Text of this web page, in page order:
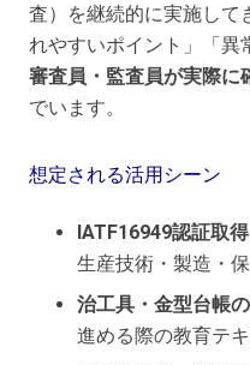
査）を継続的に実施して
れやすいポイント」「異
審査員・監査員が実際に
でいます。
想定される活用シーン
IATF16949認証取
生産技術・製造・
治工具・金型台帳
進める際の教育テ